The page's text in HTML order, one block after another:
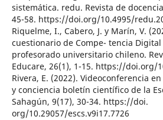
sistemática. redu. Revista de
45-58. https://doi.org/10.4995/
Riquelme, I., Cabero, J. y Marín, V.
cuestionario de Compe- tencia Digital
profesorado universitario chileno.
Educare, 26(1), 1-15. https://doi.org/
Rivera, E. (2022). Videoconferencia
y conciencia boletín científico de la
Sahagún, 9(17), 30-34. https://doi.
org/10.29057/escs.v9i17.7726